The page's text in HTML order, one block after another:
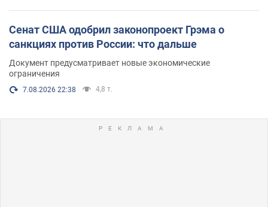
Сенат США одобрил законопроект Грэма о
санкциях против России: что дальше
Документ предусматривает новые экономические
ограничения
7.08.2026 22:38 4,8 т.